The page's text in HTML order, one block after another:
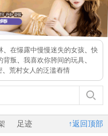
在懪露中慢慢迷失的女孩 、快
背叛 我喜欢你胯间的玩具
荒村女人的泛滥舂情
↑返回顶部
足迹